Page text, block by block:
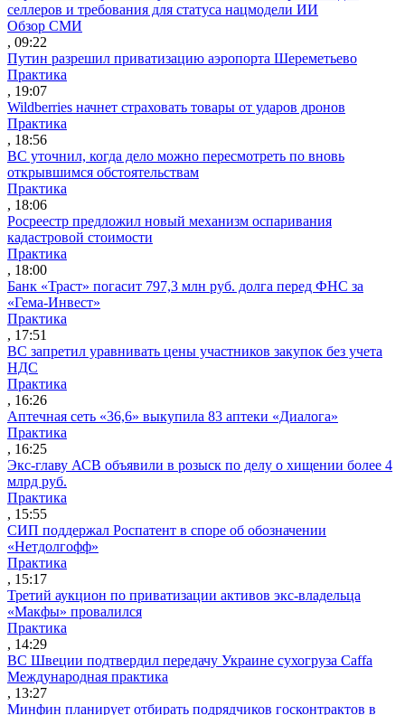
селлеров и требования для статуса нацмодели ИИ
Обзор СМИ
, 09:22
Путин разрешил приватизацию аэропорта Шереметьево
Практика
, 19:07
Wildberries начнет страховать товары от ударов дронов
Практика
, 18:56
ВС уточнил, когда дело можно пересмотреть по вновь
открывшимся обстоятельствам
Практика
, 18:06
Росреестр предложил новый механизм оспаривания
кадастровой стоимости
Практика
, 18:00
Банк «Траст» погасит 797,3 млн руб. долга перед ФНС за
«Гема-Инвест»
Практика
, 17:51
ВС запретил уравнивать цены участников закупок без учета
НДС
Практика
, 16:26
Аптечная сеть «36,6» выкупила 83 аптеки «Диалога»
Практика
, 16:25
Экс-главу АСВ объявили в розыск по делу о хищении более 4
млрд руб.
Практика
, 15:55
СИП поддержал Роспатент в споре об обозначении
«Нетдолгофф»
Практика
, 15:17
Третий аукцион по приватизации активов экс-владельца
«Макфы» провалился
Практика
, 14:29
ВС Швеции подтвердил передачу Украине сухогруза Caffa
Международная практика
, 13:27
Минфин планирует отбирать подрядчиков госконтрактов в